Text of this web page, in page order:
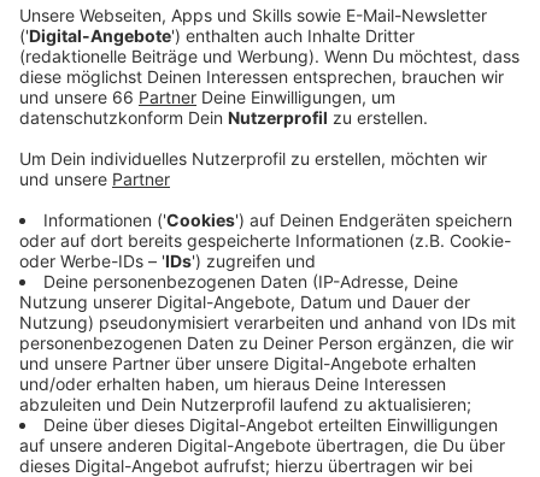
Uhr 30 vom Oberbürgermeister zusammen mit
dem Japanischen Generalkonsul eröffnet - danach
gibt es den ersten Auftritt der Taiko-Trommler am
Burgplatz. Musik, Tanz, Speisen und typische
Sportarten - die japanische Kultur soll heute an
den Ständen am Rheinufer und auf drei Bühnen
Veröffentlicht: Samstag, 21.05.2022 07:41
Anzeige
Traditionelles hat dabei genauso Platz wie die
moderne japanische Pop-Kultur. Es gibt zum Beispiel
eine Cosplay Modenschau. Um 23 Uhr wird der Japan-